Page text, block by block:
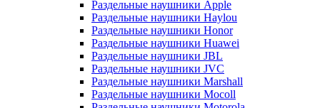
Раздельные наушники Apple
Раздельные наушники Haylou
Раздельные наушники Honor
Раздельные наушники Huawei
Раздельные наушники JBL
Раздельные наушники JVC
Раздельные наушники Marshall
Раздельные наушники Mocoll